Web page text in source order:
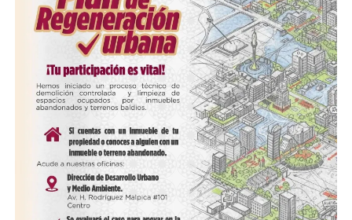
COMPARTE ESTA INFORMACIÓN